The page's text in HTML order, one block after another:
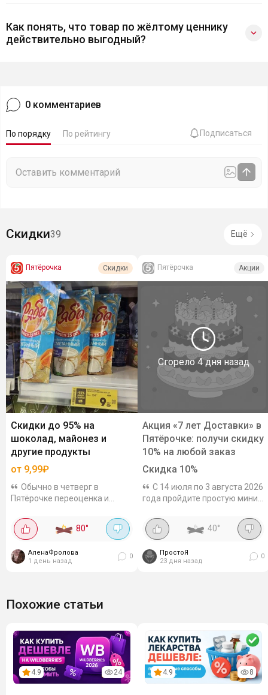
Как понять, что товар по жёлтому ценнику
действительно выгодный?
0 комментариев
По порядку По рейтингу Подписаться
Скидки39 Ещё
Пятёрочка Скидки
Скидки до 95% на
шоколад, майонез и
другие продукты
от 9,99₽
Обычно в четверг в
Пятёрочке переоценка и
большими скидками (и дело
тут не в сроке годности).
Надо проверять в...
80°
АленаФролова
1 день назад
0
Пятёрочка Акции
Сгорело4 дня назад
Акция «7 лет Доставки» в
Пятёрочке: получи скидку
10% на любой заказ
Скидка 10%
С 14 июля по 3 августа 2026
года пройдите простую мини-
получите промокод на скидку
10% на один заказ от 2000
размер скидки...
40°
ПростоЯ
23 дня назад
0
Похожие статьи
24
4.9 8
4.9